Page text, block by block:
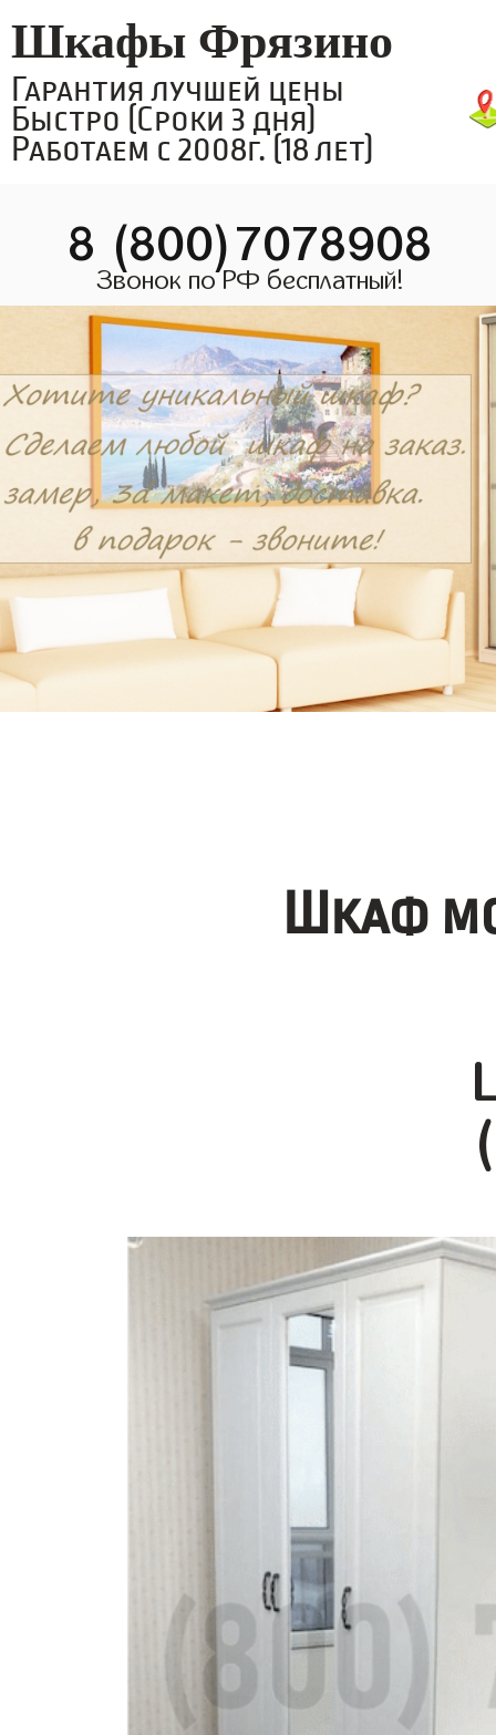
Шкафы Фрязино
Гарантия лучшей цены
Быстро (Сроки 3 дня)
Работаем с 2008г. (18 лет)
8 (800)7078908
Звонок по РФ бесплатный!
Шкаф